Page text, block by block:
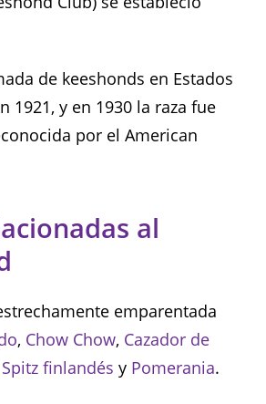
de keeshonds en Estados
1921, y en 1930 la raza fue
por el American
al
emparentada
, Chow Chow, Cazador de
Spitz finlandés y Pomerania.